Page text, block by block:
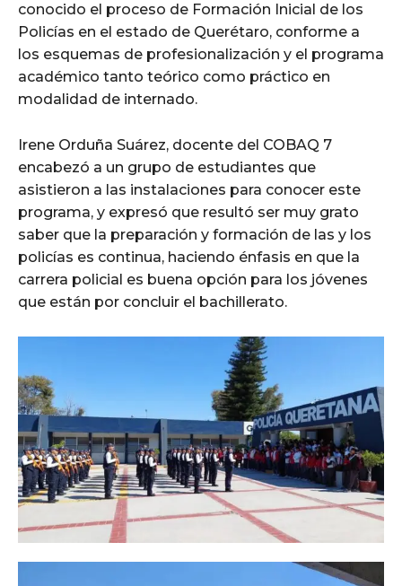
conocido el proceso de Formación Inicial de los
Policías en el estado de Querétaro, conforme a
los esquemas de profesionalización y el programa
académico tanto teórico como práctico en
modalidad de internado.
Irene Orduña Suárez, docente del COBAQ 7
encabezó a un grupo de estudiantes que
asistieron a las instalaciones para conocer este
programa, y expresó que resultó ser muy grato
saber que la preparación y formación de las y los
policías es continua, haciendo énfasis en que la
carrera policial es buena opción para los jóvenes
que están por concluir el bachillerato.